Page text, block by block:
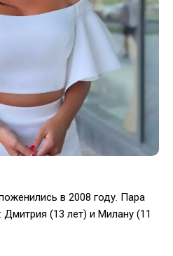
в 2008 году. Пара
(13 лет) и Милану (11